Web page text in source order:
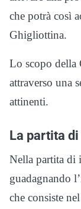
che potrà così
Ghigliottina.
Lo scopo della
attraverso una
attinenti.
La partita
Nella partita di
guadagnando
che consiste